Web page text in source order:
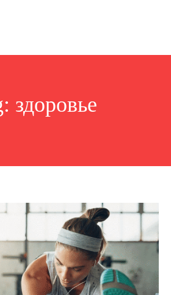
здоровье